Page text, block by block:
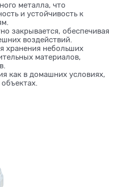
металла, что
и устойчивость к
закрывается, обеспечивая
воздействий.
хранения небольших
материалов,
как в домашних условиях,